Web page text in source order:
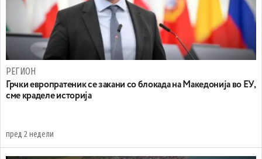
РЕГИОН
Грчки европратеник се закани со блокада на Македонија во ЕУ,
сме краделе историја
пред 2 недели